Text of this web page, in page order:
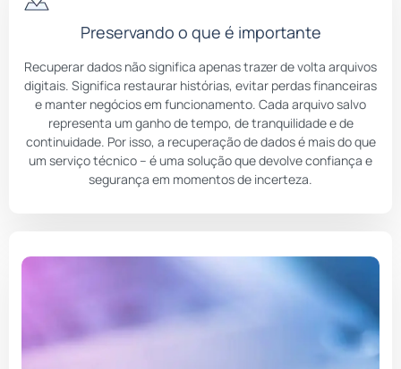
Preservando o que é importante
Recuperar dados não significa apenas trazer de volta arquivos
digitais. Significa restaurar histórias, evitar perdas financeiras
e manter negócios em funcionamento. Cada arquivo salvo
representa um ganho de tempo, de tranquilidade e de
continuidade. Por isso, a recuperação de dados é mais do que
um serviço técnico – é uma solução que devolve confiança e
segurança em momentos de incerteza.